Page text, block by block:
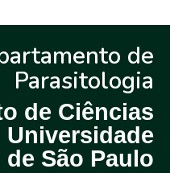
de
Parasitologia
de Ciências
de São Paulo